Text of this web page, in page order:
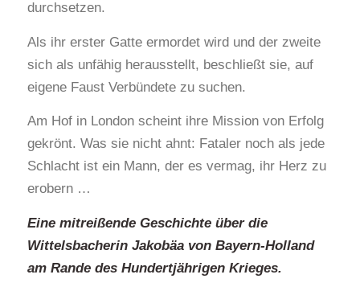
durchsetzen.
Als ihr erster Gatte ermordet wird und der zweite
sich als unfähig herausstellt, beschließt sie, auf
eigene Faust Verbündete zu suchen.
Am Hof in London scheint ihre Mission von Erfolg
gekrönt. Was sie nicht ahnt: Fataler noch als jede
Schlacht ist ein Mann, der es vermag, ihr Herz zu
erobern …
Eine mitreißende Geschichte über die
Wittelsbacherin Jakobäa von Bayern-Holland
am Rande des Hundertjährigen Krieges.